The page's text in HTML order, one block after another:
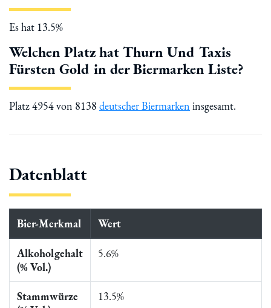
Es hat 13.5%
Welchen Platz hat Thurn Und Taxis
Fürsten Gold in der Biermarken Liste?
Platz 4954 von 8138 deutscher Biermarken insgesamt.
Datenblatt
Bier-Merkmal Wert
Alkoholgehalt
(% Vol.)
5.6%
Stammwürze
13.5%